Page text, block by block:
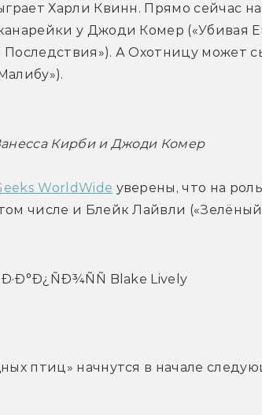
Харли Квинн. Прямо сейчас
у Джоди Комер («Убивая
А Охотницу может
Кирби и Джоди Комер
WorldWide уверены, что на
числе и Блейк Лайвли
Blake Lively
птиц» начнутся в начале